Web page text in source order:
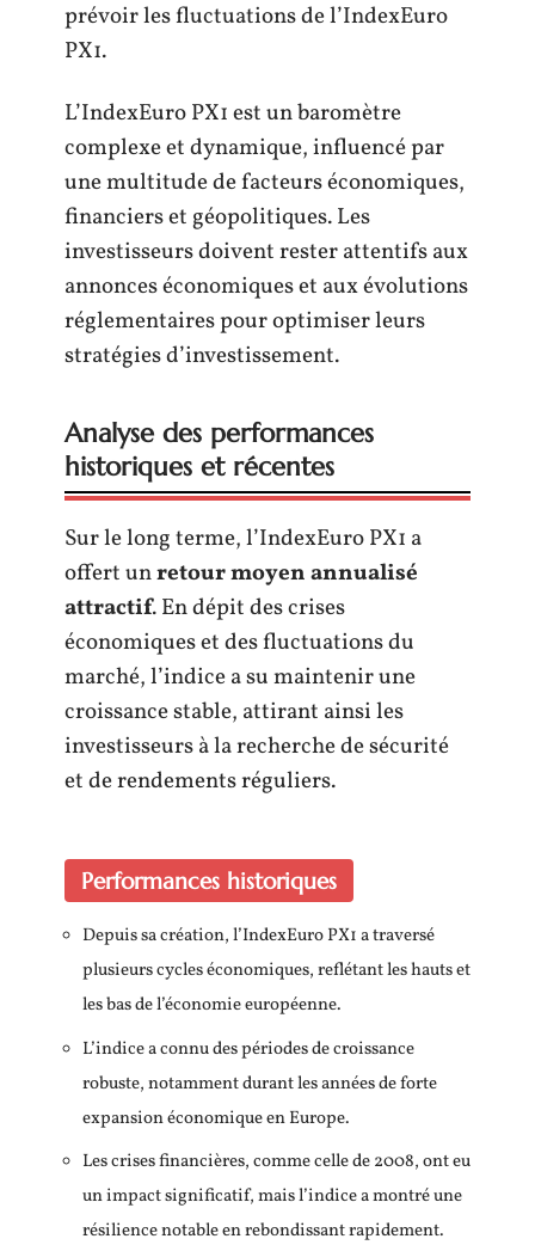
prévoir les fluctuations de l’IndexEuro
PX1.
L’IndexEuro PX1 est un baromètre
complexe et dynamique, influencé par
une multitude de facteurs économiques,
financiers et géopolitiques. Les
investisseurs doivent rester attentifs aux
annonces économiques et aux évolutions
réglementaires pour optimiser leurs
stratégies d’investissement.
Analyse des performances
historiques et récentes
Sur le long terme, l’IndexEuro PX1 a
offert unretour moyen annualisé
attractif. En dépit des crises
économiques et des fluctuations du
marché, l’indice a su maintenir une
croissance stable, attirant ainsi les
investisseurs à la recherche de sécurité
et de rendements réguliers.
Performances historiques
Depuis sa création, l’IndexEuro PX1 a traversé
plusieurs cycles économiques, reflétant les hauts et
les bas de l’économie européenne.
L’indice a connu des périodes de croissance
robuste, notamment durant les années de forte
expansion économique en Europe.
Les crises financières, comme celle de 2008, ont eu
un impact significatif, mais l’indice a montré une
résilience notable en rebondissant rapidement.